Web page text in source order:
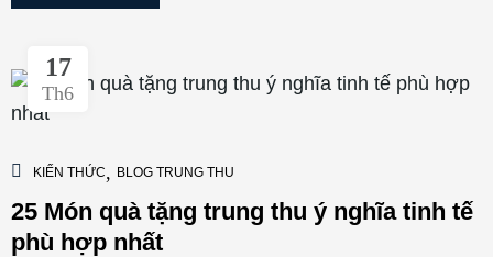
17
Th6
KIẾN THỨC, BLOG TRUNG THU
25 Món quà tặng trung thu ý nghĩa tinh tế
phù hợp nhất